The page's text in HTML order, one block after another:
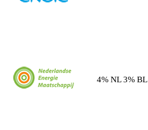
4% NL 3% BL